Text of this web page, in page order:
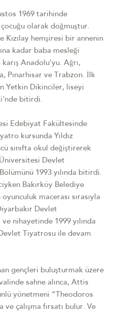
1969 tarihinde
olarak doğmuştur.
Kızılay hemşiresi bir annenin
kadar baba mesleği
karış Anadolu'yu. Ağrı,
Pınarhisar ve Trabzon. İlk
Yetkin Dikinciler, liseyi
bitirdi.
Edebiyat Fakültesinde
kursunda Yıldız
sınıfta okul değiştirerek
Üniversitesi Devlet
1993 yılında bitirdi.
Bakırköy Belediye
macerası sırasıyla
Devlet
nihayetinde 1999 yılında
Tiyatrosu ile devam
gençleri buluşturmak üzere
sahne alınca, Attis
yönetmeni “Theodoros
ve çalışma fırsatı bulur. Ve